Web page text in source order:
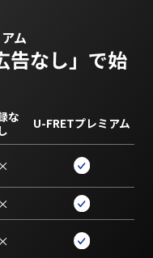
ム
告なし」で始
な
し
U-FRETプレミアム
×
×
×